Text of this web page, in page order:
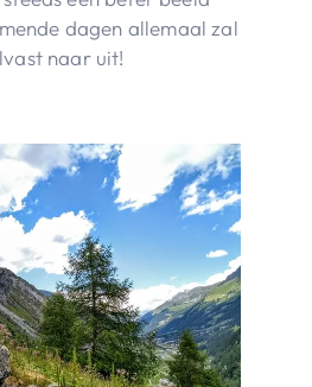
dagen allemaal zal
naar uit!